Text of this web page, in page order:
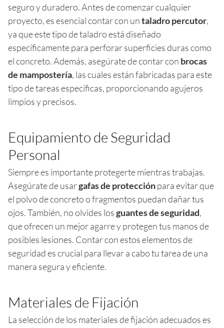
seguro y duradero. Antes de comenzar cualquier
proyecto, es esencial contar con untaladro percutor,
ya que este tipo de taladro está diseñado
específicamente para perforar superficies duras como
el concreto. Además, asegúrate de contar con brocas
de mampostería, las cuales están fabricadas para este
tipo de tareas específicas, proporcionando agujeros
limpios y precisos.
Equipamiento de Seguridad
Personal
Siempre es importante protegerte mientras trabajas.
Asegúrate de usargafas de protecciónpara evitar que
el polvo de concreto o fragmentos puedan dañar tus
ojos. También, no olvides losguantes de seguridad,
que ofrecen un mejor agarre y protegen tus manos de
posibles lesiones. Contar con estos elementos de
seguridad es crucial para llevar a cabo tu tarea de una
manera segura y eficiente.
Materiales de Fijación
La selección de los materiales de fijación adecuados es